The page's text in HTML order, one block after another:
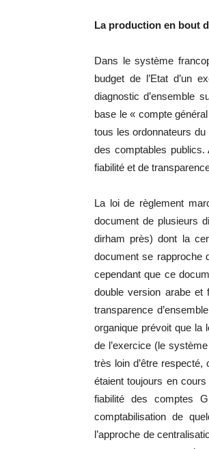
La production en bout
Dans le système
budget de l’Etat d’un
diagnostic d’ensemble
base le « compte
tous les ordonnateurs du
des comptables publics.
fiabilité et de
La loi de règlement
document de plusieurs
dirham près) dont la
document se rapproche
cependant que ce
double version arabe et
transparence
organique prévoit que la
de l’exercice (le
très loin d’être
étaient toujours en
fiabilité des comptes
comptabilisation de
l’approche de